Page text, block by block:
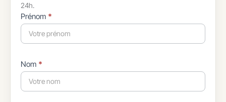
24h.
Formulaire
simple
avec
Prénom *
Nom *